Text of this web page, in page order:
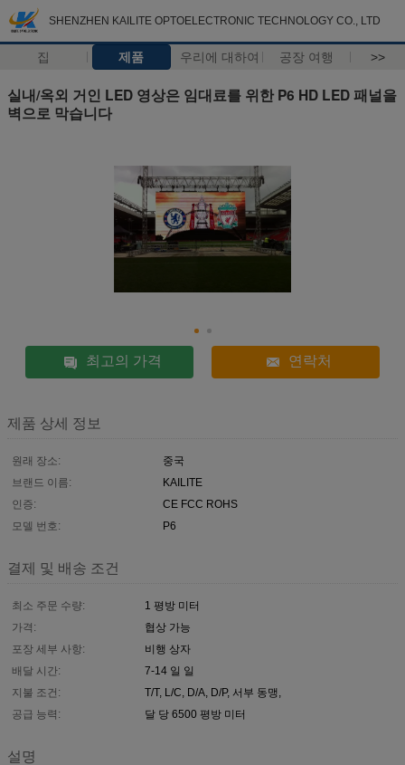
SHENZHEN KAILITE OPTOELECTRONIC TECHNOLOGY CO., LTD
집 제품 우리에 대하여 공장 여행 >>
실내/옥외 거인 LED 영상은 임대료를 위한 P6 HD LED 패널을
벽으로 막습니다
최고의 가격 연락처
제품 상세 정보
원래 장소:
중국
브랜드 이름:
KAILITE
인증:
CE FCC ROHS
모델 번호:
P6
결제 및 배송 조건
최소 주문 수량:
1 평방 미터
가격:
협상 가능
포장 세부 사항:
비행 상자
배달 시간:
7-14 일 일
지불 조건:
T/T, L/C, D/A, D/P, 서부 동맹,
공급 능력:
달 당 6500 평방 미터
설명